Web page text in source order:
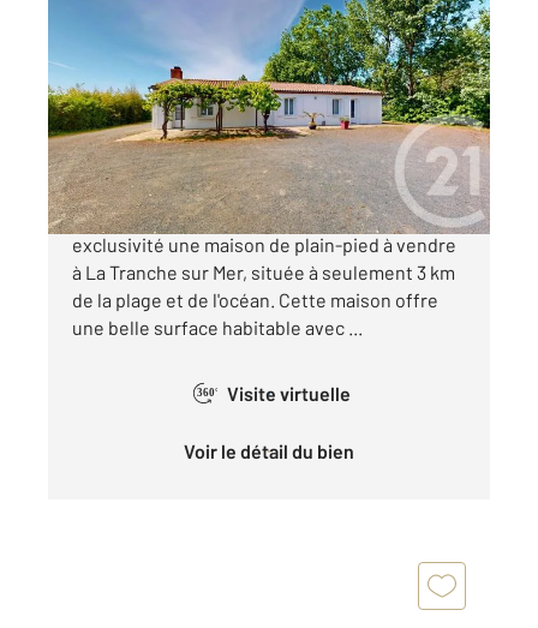
Ref : 3005
Maison à vendre
234 300 €
CENTURY 21 Côte de Lumière vous propose en
exclusivité une maison de plain-pied à vendre
à La Tranche sur Mer, située à seulement 3 km
de la plage et de l'océan. Cette maison offre
une belle surface habitable avec ...
360° Visite virtuelle
Voir le détail du bien